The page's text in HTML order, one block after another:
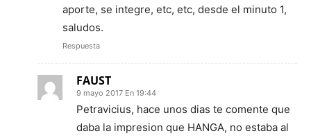
aporte, se integre, etc, etc, desde el minuto 1,
saludos.
Respuesta
FAUST
9 mayo 2017 En 19:44
Petravicius, hace unos dias te comente que
daba la impresion que HANGA, no estaba al